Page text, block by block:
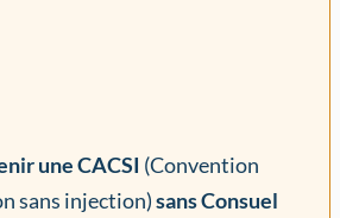
une CACSI (Convention
sans injection)sans Consuel